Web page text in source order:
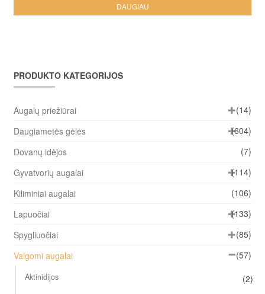
DAUGIAU
PRODUKTO KATEGORIJOS
Augalų priežiūrai
(14)
Daugiametės gėlės
(604)
Dovanų idėjos
(7)
Gyvatvorių augalai
(114)
Kiliminiai augalai
(106)
Lapuočiai
(133)
Spygliuočiai
(85)
Valgomi augalai
(57)
Aktinidijos (2)